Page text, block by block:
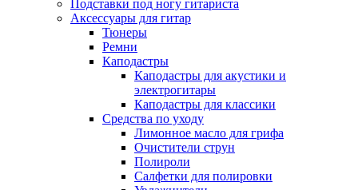
Подставки под ногу гитариста
Аксессуары для гитар
Тюнеры
Ремни
Каподастры
Каподастры для акустики и
электрогитары
Каподастры для классики
Средства по уходу
Лимонное масло для грифа
Очистители струн
Полироли
Салфетки для полировки